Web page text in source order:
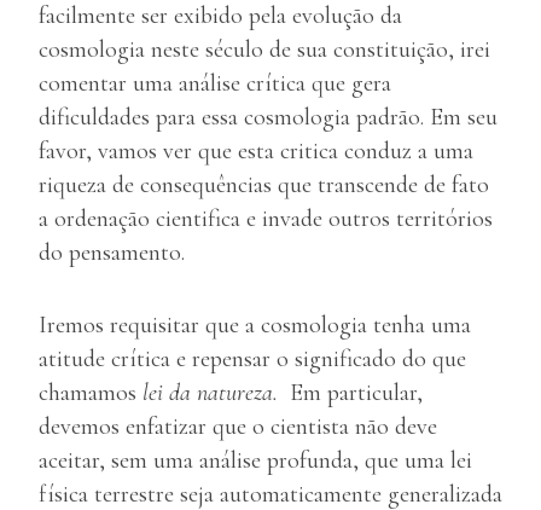
facilmente ser exibido pela evolução da
cosmologia neste século de sua constituição, irei
comentar uma análise crítica que gera
dificuldades para essa cosmologia padrão. Em seu
favor, vamos ver que esta critica conduz a uma
riqueza de consequências que transcende de fato
a ordenação cientifica e invade outros territórios
do pensamento.
Iremos requisitar que a cosmologia tenha uma
atitude crítica e repensar o significado do que
chamamos lei da natureza. Em particular,
devemos enfatizar que o cientista não deve
aceitar, sem uma análise profunda, que uma lei
física terrestre seja automaticamente generalizada